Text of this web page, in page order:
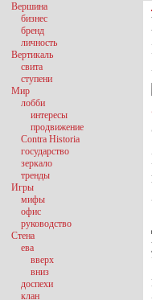
Вершина
бизнес
бренд
личность
Вертикаль
свита
ступени
Мир
лобби
интересы
продвижение
Contra Historia
государство
зеркало
тренды
Игры
мифы
офис
руководство
Стена
ева
вверх
вниз
доспехи
клан